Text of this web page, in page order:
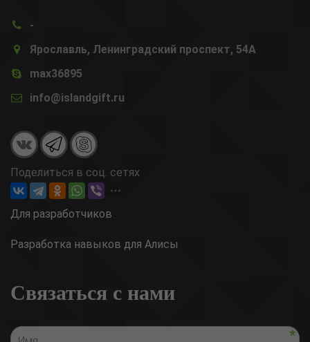
-
Ярославль, Ленинградский проспект, 54А
max36895
info@islandgift.ru
Поделиться в соц. сетях
Для разработчиков
Разработка навыков для Алисы
Связаться с нами